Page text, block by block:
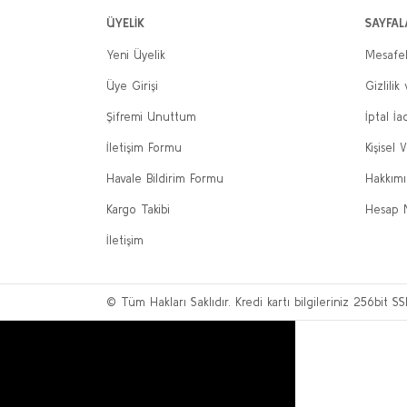
ÜYELİK
Yeni Üyelik
Üye Girişi
Şifremi Unuttum
İletişim Formu
Havale Bildirim Formu
Kargo Takibi
İletişim
Gizlilik
İptal
Kişisel
Hesap
© Tüm Hakları Saklıdır. Kredi kartı bilgileriniz 256bit